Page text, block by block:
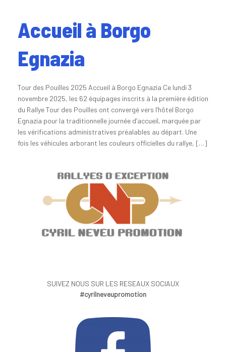
Accueil à Borgo
Egnazia
Tour des Pouilles 2025 Accueil à Borgo Egnazia Ce lundi 3
novembre 2025, les 62 équipages inscrits à la première édition
du Rallye Tour des Pouilles ont convergé vers l’hôtel Borgo
Egnazia pour la traditionnelle journée d’accueil, marquée par
les vérifications administratives préalables au départ. Une
fois les véhicules arborant les couleurs officielles du rallye, […]
SUIVEZ NOUS SUR LES RESEAUX SOCIAUX
#cyrilneveupromotion